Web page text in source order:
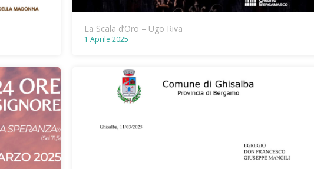
La Scala d’Oro – Ugo Riva
1 Aprile 2025